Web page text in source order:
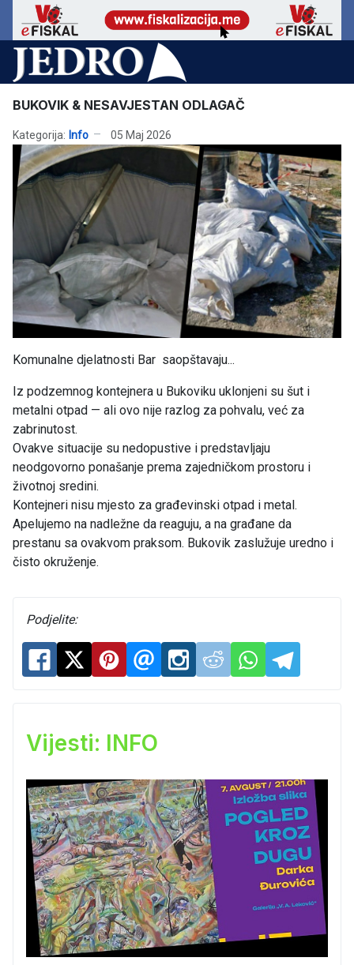
BUKOVIK & NESAVJESTAN ODLAGAČ
Kategorija: Info 05 Maj 2026
Komunalne djelatnosti Bar saopštavaju...
Iz podzemnog kontejnera u Bukoviku uklonjeni su šut i
metalni otpad — ali ovo nije razlog za pohvalu, već za
zabrinutost.
Ovakve situacije su nedopustive i predstavljaju
neodgovorno ponašanje prema zajedničkom prostoru i
životnoj sredini.
Kontejneri nisu mjesto za građevinski otpad i metal.
Apelujemo na nadležne da reaguju, a na građane da
prestanu sa ovakvom praksom. Bukovik zaslužuje uredno i
čisto okruženje.
Podjelite:
Vijesti: INFO